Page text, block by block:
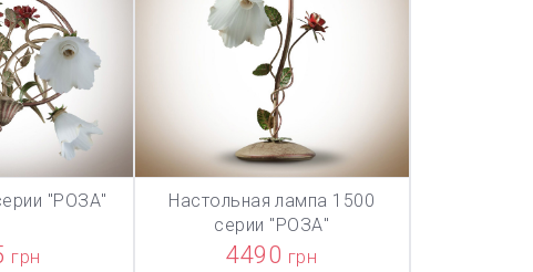
ТОВАР ДОБАВЛЕН В КОРЗИНУ
ТОВАР ДОБАВЛЕН В КОРЗИНУ
"РОЗА"
грн
В КОРЗИНУ
Настольная лампа 1500
серии "РОЗА"
4490 грн